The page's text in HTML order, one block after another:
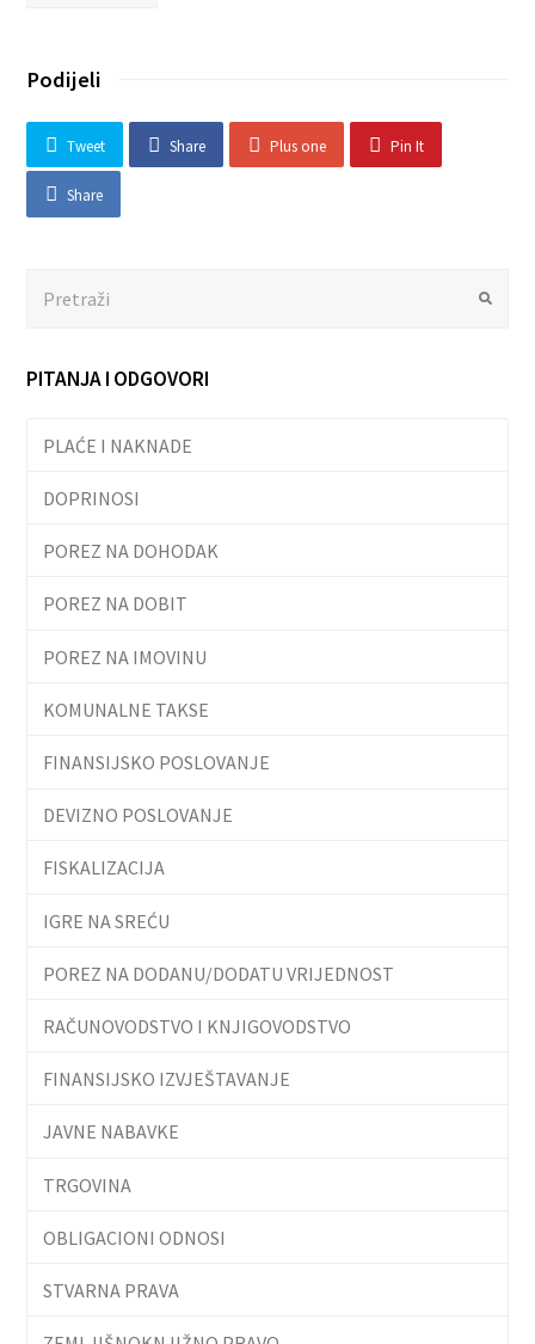
Podijeli
Tweet Share Plus one Pin It
Share
PITANJA I ODGOVORI
PLAĆE I NAKNADE
DOPRINOSI
POREZ NA DOHODAK
POREZ NA DOBIT
POREZ NA IMOVINU
KOMUNALNE TAKSE
FINANSIJSKO POSLOVANJE
DEVIZNO POSLOVANJE
FISKALIZACIJA
IGRE NA SREĆU
POREZ NA DODANU/DODATU VRIJEDNOST
RAČUNOVODSTVO I KNJIGOVODSTVO
FINANSIJSKO IZVJEŠTAVANJE
JAVNE NABAVKE
TRGOVINA
OBLIGACIONI ODNOSI
STVARNA PRAVA